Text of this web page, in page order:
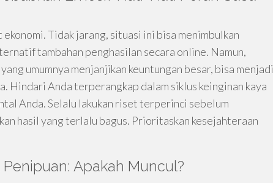
Tidak jarang, situasi ini bisa menimbulkan
tambahan penghasilan secara online. Namun,
umumnya menjanjikan keuntungan besar, bisa menjadi
Hindari Anda terperangkap dalam siklus keinginan kaya
Anda. Selalu lakukan riset terperinci sebelum
hasil yang terlalu bagus. Prioritaskan kesejahteraan
Apakah Muncul?